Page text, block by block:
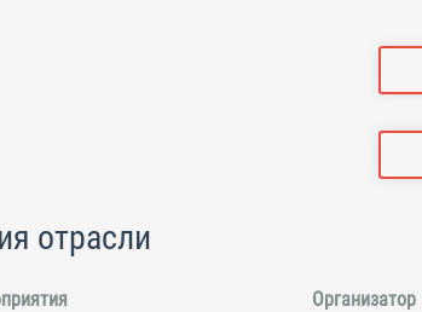
отрасли
Организатор